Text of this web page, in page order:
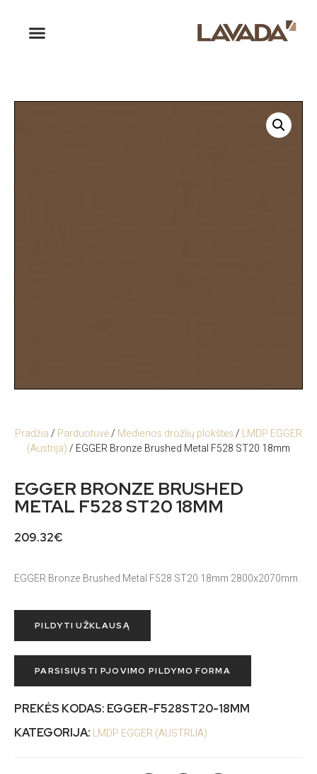
Pradžia/ Parduotuvė/ Medienos drožlių plokštės/ LMDP EGGER
(Austrija)/ EGGER Bronze Brushed Metal F528 ST20 18mm
EGGER BRONZE BRUSHED
METAL F528 ST20 18MM
209.32€
EGGER Bronze Brushed Metal F528 ST20 18mm 2800x2070mm.
PILDYTI UŽKLAUSĄ
PARSISIŲSTI PJOVIMO PILDYMO FORMA
PREKĖS KODAS: EGGER-F528ST20-18MM
KATEGORIJA: LMDP EGGER (AUSTRIJA)